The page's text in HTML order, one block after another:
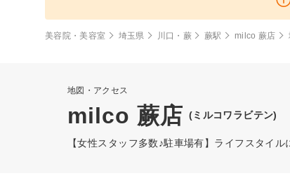
美容院・美容室 埼玉県 川口・蕨 蕨駅 milco 蕨店
地図・アクセス
milco 蕨店 (ミルコワラビテン)
【女性スタッフ多数♪駐車場有】ライフスタイ